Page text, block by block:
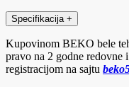
Specifikacija +
Kupovinom BEKO bele
pravo na 2 godne redovne
registracijom na sajtu